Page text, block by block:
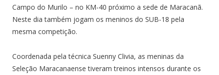
Campo do Murilo – no KM-40 próximo a sede de Maracanã.
Neste dia também jogam os meninos do SUB-18 pela
mesma competição.
Coordenada pela técnica Suenny Clivia, as meninas da
Seleção Maracanaense tiveram treinos intensos durante os